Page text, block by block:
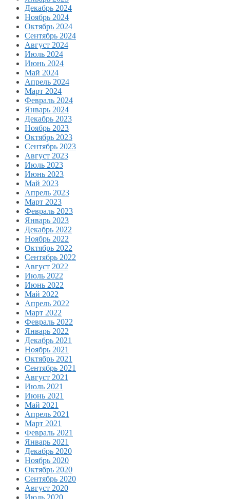
Декабрь 2024
Ноябрь 2024
Октябрь 2024
Сентябрь 2024
Август 2024
Июль 2024
Июнь 2024
Май 2024
Апрель 2024
Март 2024
Февраль 2024
Январь 2024
Декабрь 2023
Ноябрь 2023
Октябрь 2023
Сентябрь 2023
Август 2023
Июль 2023
Июнь 2023
Май 2023
Апрель 2023
Март 2023
Февраль 2023
Январь 2023
Декабрь 2022
Ноябрь 2022
Октябрь 2022
Сентябрь 2022
Август 2022
Июль 2022
Июнь 2022
Май 2022
Апрель 2022
Март 2022
Февраль 2022
Январь 2022
Декабрь 2021
Ноябрь 2021
Октябрь 2021
Сентябрь 2021
Август 2021
Июль 2021
Июнь 2021
Май 2021
Апрель 2021
Март 2021
Февраль 2021
Январь 2021
Декабрь 2020
Ноябрь 2020
Октябрь 2020
Сентябрь 2020
Август 2020
Июль 2020